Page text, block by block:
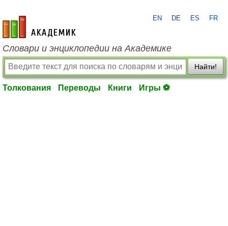
academic.ru
EN DE ES FR
Словари и энциклопедии на Академике
Найти!
Толкования Переводы Книги Игры ⚽